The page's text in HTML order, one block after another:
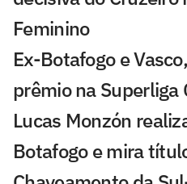
Feminino
Ex-Botafogo e
prêmio na Superliga
Lucas Monzón
Botafogo e mira